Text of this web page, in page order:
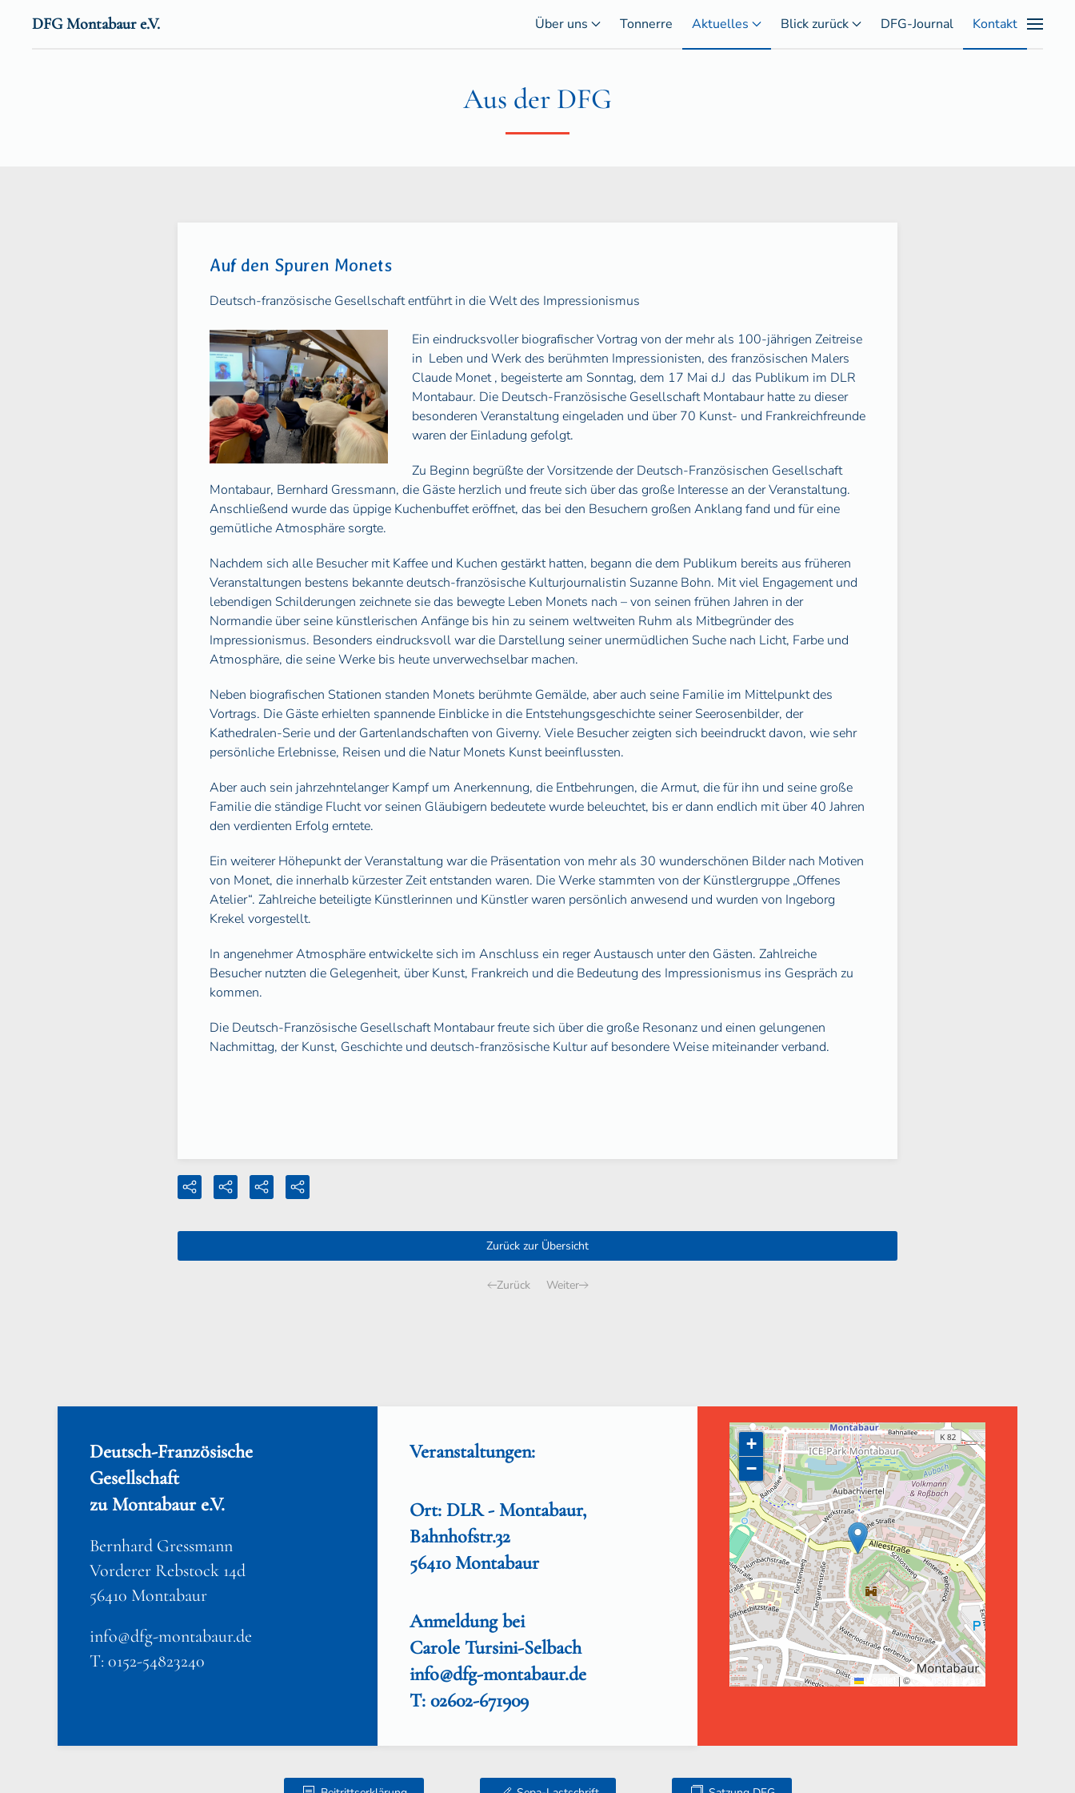
DFG Montabaur e.V. Über uns Tonnerre Aktuelles Blick zurück DFG-Journal Kontakt
Aus der DFG
Auf den Spuren Monets
Deutsch-französische Gesellschaft entführt in die Welt des Impressionismus
Ein eindrucksvoller biografischer Vortrag von der mehr als 100-jährigen Zeitreise
in Leben und Werk des berühmten Impressionisten, des französischen Malers
Claude Monet , begeisterte am Sonntag, dem 17 Mai d.J das Publikum im DLR
Montabaur. Die Deutsch-Französische Gesellschaft Montabaur hatte zu dieser
besonderen Veranstaltung eingeladen und über 70 Kunst- und Frankreichfreunde
waren der Einladung gefolgt.
Zu Beginn begrüßte der Vorsitzende der Deutsch-Französischen Gesellschaft
Montabaur, Bernhard Gressmann, die Gäste herzlich und freute sich über das große Interesse an der Veranstaltung.
Anschließend wurde das üppige Kuchenbuffet eröffnet, das bei den Besuchern großen Anklang fand und für eine
gemütliche Atmosphäre sorgte.
Nachdem sich alle Besucher mit Kaffee und Kuchen gestärkt hatten, begann die dem Publikum bereits aus früheren
Veranstaltungen bestens bekannte deutsch-französische Kulturjournalistin Suzanne Bohn. Mit viel Engagement und
lebendigen Schilderungen zeichnete sie das bewegte Leben Monets nach – von seinen frühen Jahren in der
Normandie über seine künstlerischen Anfänge bis hin zu seinem weltweiten Ruhm als Mitbegründer des
Impressionismus. Besonders eindrucksvoll war die Darstellung seiner unermüdlichen Suche nach Licht, Farbe und
Atmosphäre, die seine Werke bis heute unverwechselbar machen.
Neben biografischen Stationen standen Monets berühmte Gemälde, aber auch seine Familie im Mittelpunkt des
Vortrags. Die Gäste erhielten spannende Einblicke in die Entstehungsgeschichte seiner Seerosenbilder, der
Kathedralen-Serie und der Gartenlandschaften von Giverny. Viele Besucher zeigten sich beeindruckt davon, wie sehr
persönliche Erlebnisse, Reisen und die Natur Monets Kunst beeinflussten.
Aber auch sein jahrzehntelanger Kampf um Anerkennung, die Entbehrungen, die Armut, die für ihn und seine große
Familie die ständige Flucht vor seinen Gläubigern bedeutete wurde beleuchtet, bis er dann endlich mit über 40 Jahren
den verdienten Erfolg erntete.
Ein weiterer Höhepunkt der Veranstaltung war die Präsentation von mehr als 30 wunderschönen Bilder nach Motiven
von Monet, die innerhalb kürzester Zeit entstanden waren. Die Werke stammten von der Künstlergruppe „Offenes
Atelier“. Zahlreiche beteiligte Künstlerinnen und Künstler waren persönlich anwesend und wurden von Ingeborg
Krekel vorgestellt.
In angenehmer Atmosphäre entwickelte sich im Anschluss ein reger Austausch unter den Gästen. Zahlreiche
Besucher nutzten die Gelegenheit, über Kunst, Frankreich und die Bedeutung des Impressionismus ins Gespräch zu
kommen.
Die Deutsch-Französische Gesellschaft Montabaur freute sich über die große Resonanz und einen gelungenen
Nachmittag, der Kunst, Geschichte und deutsch-französische Kultur auf besondere Weise miteinander verband.
Zurück zur Übersicht
Zurück Weiter
Deutsch-Französische
Gesellschaft
zu Montabaur e.V.
Bernhard Gressmann
Vorderer Rebstock 14d
56410 Montabaur
info@dfg-montabaur.de
T: 0152-54823240
Veranstaltungen:
Ort: DLR - Montabaur,
Bahnhofstr.32
56410 Montabaur
Anmeldung bei
Carole Tursini-Selbach
info@dfg-montabaur.de
T: 02602-671909
+
−
| ©